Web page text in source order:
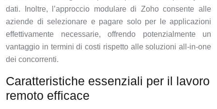
dati. Inoltre, l’approccio modulare di Zoho consente alle
aziende di selezionare e pagare solo per le applicazioni
effettivamente necessarie, offrendo potenzialmente un
vantaggio in termini di costi rispetto alle soluzioni all-in-one
dei concorrenti.
Caratteristiche essenziali per il lavoro
remoto efficace